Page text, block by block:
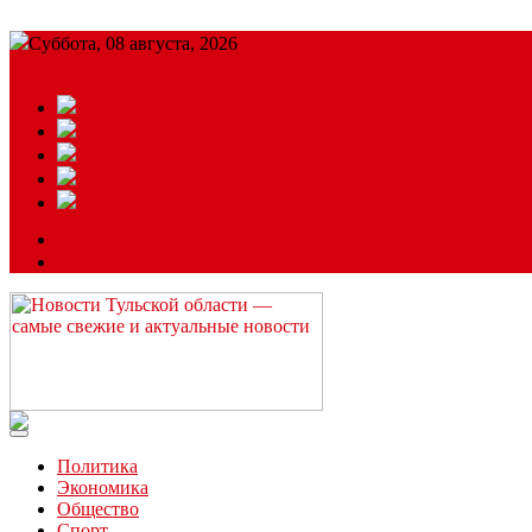
Суббота, 08 августа, 2026
Читайте последние новости дня в Тульской области на сайте
Политика
Экономика
Общество